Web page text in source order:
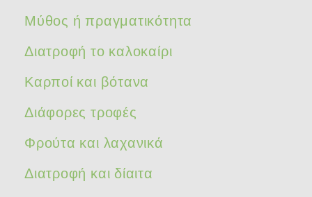
Μύθος ή πραγματικότητα
Διατροφή το καλοκαίρι
Καρποί και βότανα
Διάφορες τροφές
Φρούτα και λαχανικά
Διατροφή και δίαιτα